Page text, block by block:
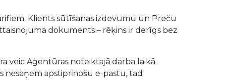
Klients sūtīšanas izdevumu un Preču
dokuments – rēķins ir derīgs bez
veic Aģentūras noteiktajā darba laikā.
apstiprinošu e-pastu, tad